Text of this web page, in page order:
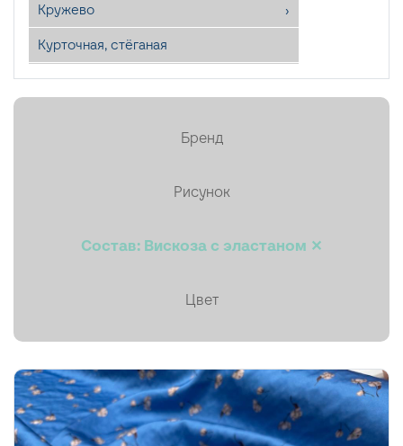
Кружево
Курточная, стёганая
Лён
Платки, палантины, шарфы
Тафта
Твид
Бренд
Рисунок
Состав: Вискоза с эластаном ✕
Цвет